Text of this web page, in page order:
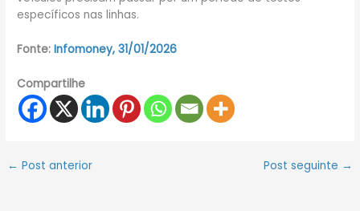
específicos nas linhas.
Fonte: Infomoney, 31/01/2026
Compartilhe
← Post anterior Post seguinte →